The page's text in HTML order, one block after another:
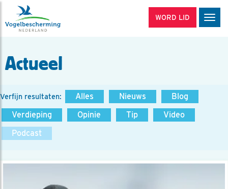
WORD LID
Actueel
Verfijn resultaten: Alles Nieuws
Blog
Verdieping
Opinie Tip
Video
Podcast